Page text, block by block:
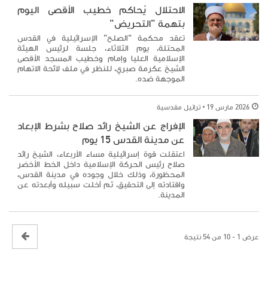
الاحتلال يُحاكم خطيب الأقصى اليوم
بتهمة "التحريض"
تعقد محكمة "الصلح" الإسرائيلية في القدس
المحتلة، يوم الثلاثاء، جلسة لرئيس الهيئة
الإسلامية العليا وإمام وخطيب المسجد الأقصى
الشيخ عكرمة صبري، للنظر في ملف لائحة الاتهام
الموجهة ضده.
2026 مارس 19 تراتيل مقدسية
الإفراج عن الشيخ رائد صلاح بشرط الإبعاد
عن مدينة القدس 15 يوم
اعتقلت قوة إسرائيلية مساء الأربعاء، الشيخ رائد
صلاح رئيس الحركة الإسلامية داخل الخط الأخضر
المحظورة، وذلك خلال وجوده في مدينة القدس،
واقتادته إلى التحقيق، ثم أخلت سبيله وأبعدته عن
المدينة.
عرض 1 - 10 من 54 نتيجة